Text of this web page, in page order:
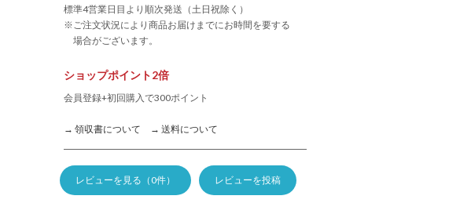
標準4営業日目より順次発送（土日祝除く）
※ご注文状況により商品お届けまでにお時間を要する
場合がございます。
ショップポイント2倍
会員登録+初回購入で300ポイント
→ 領収書について → 送料について
レビューを見る（0件） レビューを投稿